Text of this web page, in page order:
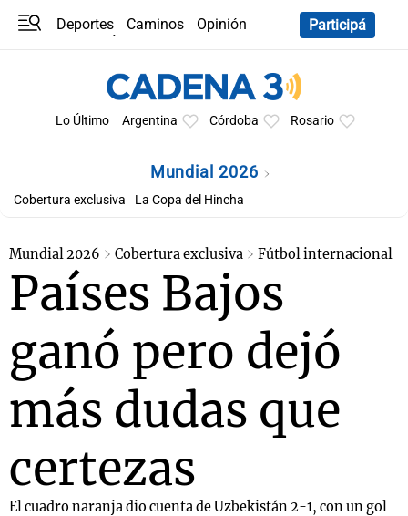
Deportes Caminos
Opinión
Participá
Lo Último Argentina Córdoba Rosario
Mundial 2026
Cobertura exclusiva La Copa del Hincha
Mundial 2026 Cobertura exclusiva Fútbol internacional
Países Bajos
ganó pero dejó
más dudas que
certezas
El cuadro naranja dio cuenta de Uzbekistán 2-1, con un gol